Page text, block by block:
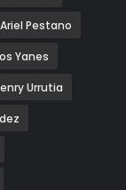
Ariel Pestano
Yanes
Urrutia